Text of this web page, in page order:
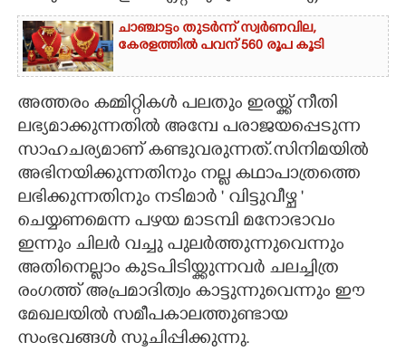
ചാഞ്ചാട്ടം തുടർന്ന് സ്വർണവില,
കേരളത്തിൽ പവന് 560 രൂപ കൂടി
അത്തരം കമ്മിറ്റികൾ പലതും ഇരയ്ക്ക് നീതി
ലഭ്യമാക്കുന്നതിൽ അമ്പേ പരാജയപ്പെടുന്ന
സാഹചര്യമാണ് കണ്ടുവരുന്നത്.സിനിമയിൽ
അഭിനയിക്കുന്നതിനും നല്ല കഥാപാത്രത്തെ
ലഭിക്കുന്നതിനും നടിമാർ ' വിട്ടുവീഴ്ച '
ചെയ്യണമെന്ന പഴയ മാടമ്പി മനോഭാവം
ഇന്നും ചിലർ വച്ചു പുലർത്തുന്നുവെന്നും
അതിനെല്ലാം കുടപിടിയ്ക്കുന്നവർ ചലച്ചിത്ര
രംഗത്ത് അപ്രമാദിത്വം കാട്ടുന്നുവെന്നും ഈ
മേഖലയിൽ സമീപകാലത്തുണ്ടായ
സംഭവങ്ങൾ സൂചിപ്പിക്കുന്നു.